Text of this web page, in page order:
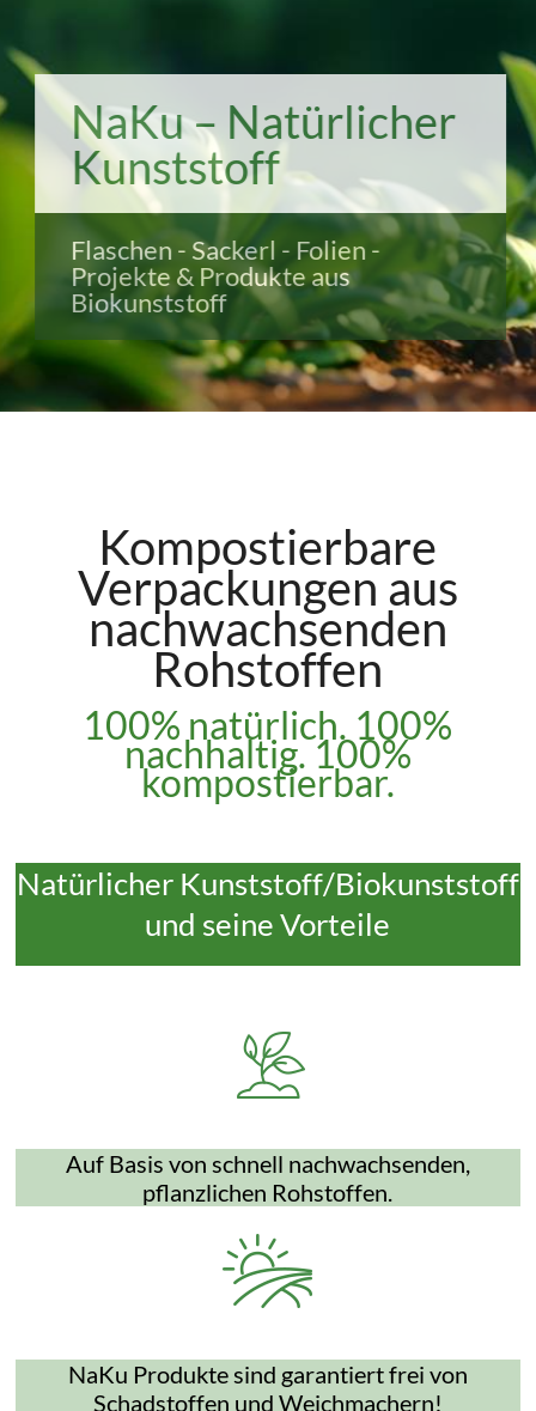
NaKu – Natürlicher
Kunststoff
Flaschen - Sackerl - Folien -
Projekte & Produkte aus
Biokunststoff
Kompostierbare
Verpackungen aus
nachwachsenden
Rohstoffen
100% natürlich. 100%
nachhaltig. 100%
kompostierbar.
Natürlicher Kunststoff/Biokunststoff
und seine Vorteile
Auf Basis von schnell nachwachsenden,
pflanzlichen Rohstoffen.
NaKu Produkte sind garantiert frei von
Schadstoffen und Weichmachern!